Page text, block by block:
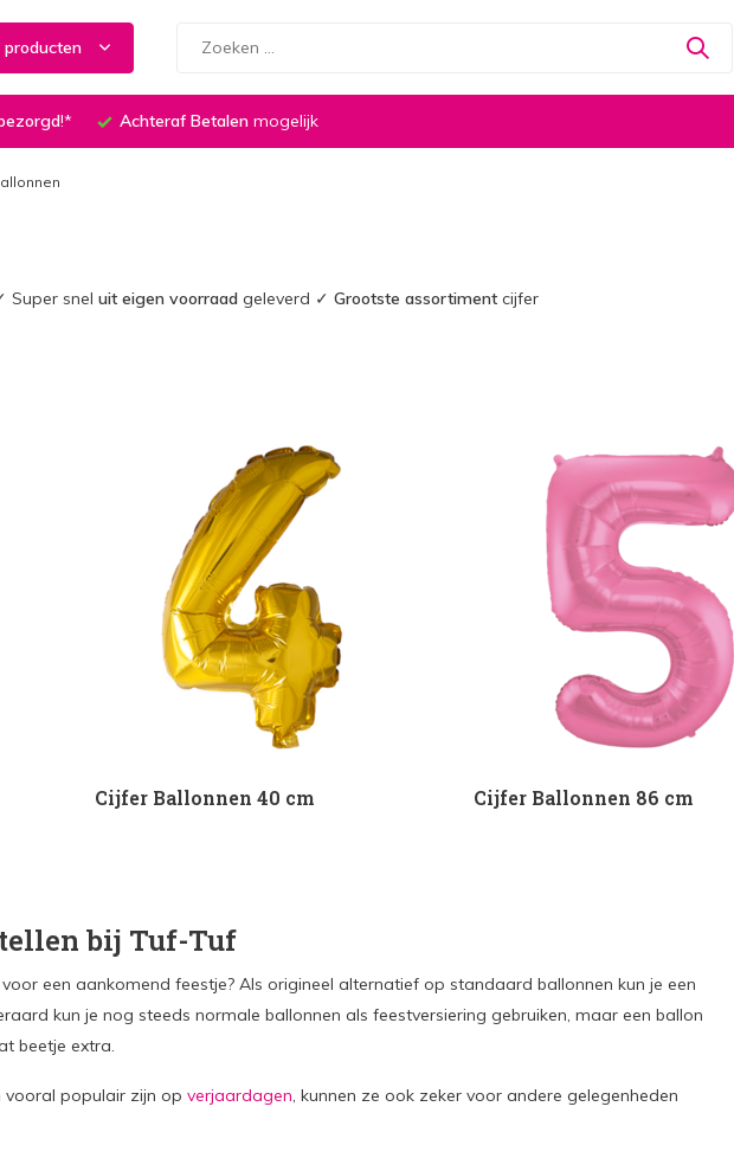
producten
!* Achteraf Betalen mogelijk
Super snel uit eigen voorraad geleverd ✓ Grootste assortiment cijfer
Cijfer Ballonnen 40 cm Cijfer Ballonnen 86 cm
bij Tuf-Tuf
een aankomend feestje? Als origineel alternatief op standaard ballonnen kun je een
kun je nog steeds normale ballonnen als feestversiering gebruiken, maar een ballon
beetje extra.
vooral populair zijn op verjaardagen, kunnen ze ook zeker voor andere gelegenheden